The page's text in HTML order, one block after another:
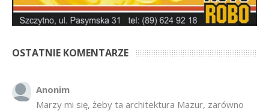
OSTATNIE KOMENTARZE
Anonim
Marzy mi się, żeby ta architektura Mazur, zarówno